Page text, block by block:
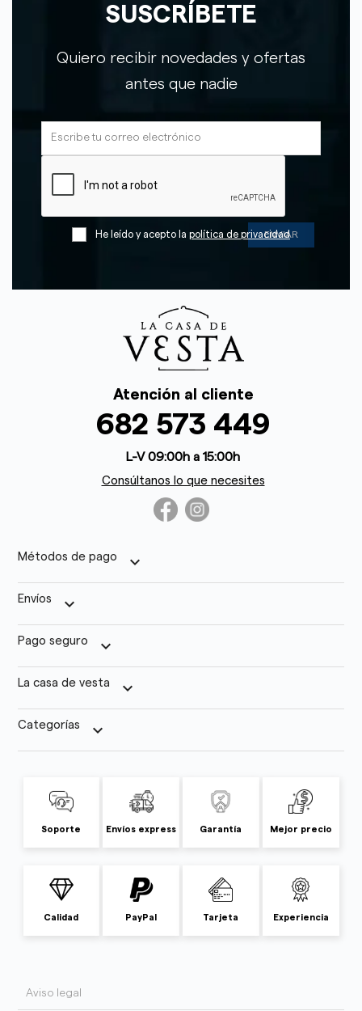
SUSCRÍBETE
Quiero recibir novedades y ofertas
antes que nadie
He leído y acepto la política de privacidad
Atención al cliente
682 573 449
L-V 09:00h a 15:00h
Consúltanos lo que necesites
Métodos de pago keyboard_arrow_down
Envíos keyboard_arrow_down
Pago seguro keyboard_arrow_down
La casa de vesta keyboard_arrow_down
Categorías keyboard_arrow_down
Soporte Envíos express Garantía Mejor precio
Calidad PayPal Tarjeta Experiencia
Aviso legal